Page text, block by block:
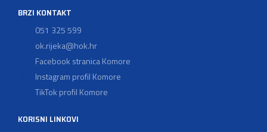
BRZI KONTAKT
051 325 599
ok.rijeka@hok.hr
Facebook stranica Komore
Instagram profil Komore
TikTok profil Komore
KORISNI LINKOVI